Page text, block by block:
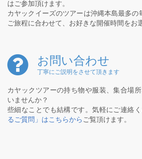
はご参加頂けます。
カヤックイーズのツアーは沖縄本島最多の
ご旅程に合わせて、お好きな開催時間をお
お問い合わせ
丁寧にご説明をさせて頂きます
カヤックツアーの持ち物や服装、集合場
いませんか？
些細なことでも結構です。気軽にご連絡
るご質問」はこちらから ご覧頂けます。